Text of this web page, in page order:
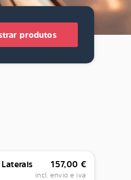
produtos
157,00 €
incl. envio e iva